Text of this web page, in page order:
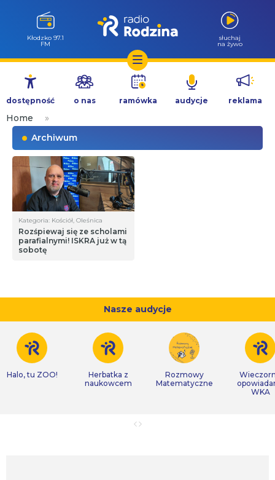
Przejdź
treści
Kłodzko 97.1
FM
słuchaj
na żywo
dostępność o nas ramówka audycje reklama
Home
»
Archiwum
Kategoria: Kościół, Oleśnica
Rozśpiewaj się ze scholami
parafialnymi! ISKRA już w tą
sobotę
Nasze audycje
Halo, tu ZOO!
Herbatka z
naukowcem
Rozmowy
Matematyczne
WKA